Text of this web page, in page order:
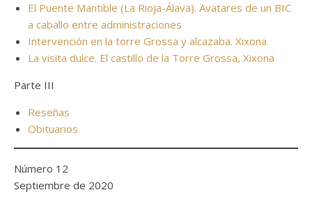
El Puente Mantible (La Rioja-Álava). Avatares de un BIC
a caballo entre administraciones
Intervención en la torre Grossa y alcazaba. Xixona
La visita dulce. El castillo de la Torre Grossa, Xixona
Parte III
Reseñas
Obituarios
Número 12
Septiembre de 2020